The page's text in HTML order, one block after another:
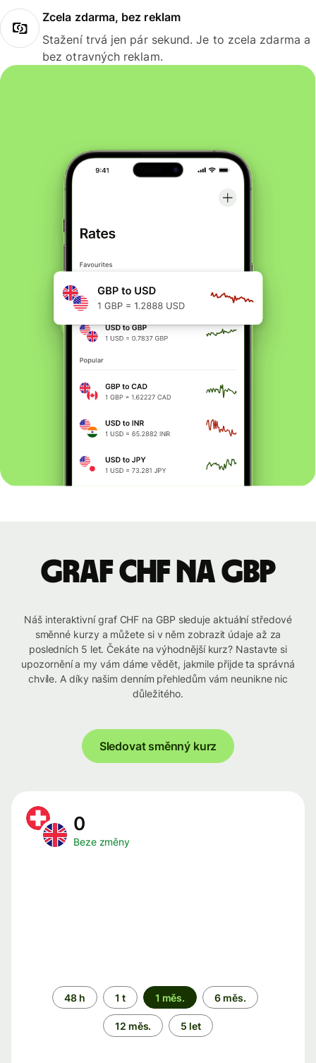
Zcela zdarma, bez reklam
Stažení trvá jen pár sekund. Je to zcela zdarma a
bez otravných reklam.
graf CHF na GBP
Náš interaktivní graf CHF na GBP sleduje aktuální středové
směnné kurzy a můžete si v něm zobrazit údaje až za
posledních 5 let. Čekáte na výhodnější kurz? Nastavte si
upozornění a my vám dáme vědět, jakmile přijde ta správná
chvíle. A díky našim denním přehledům vám neunikne nic
důležitého.
Sledovat směnný kurz
0
Beze změny
Časové
období
48 h 1 t 1 měs. 6 měs.
12 měs. 5 let